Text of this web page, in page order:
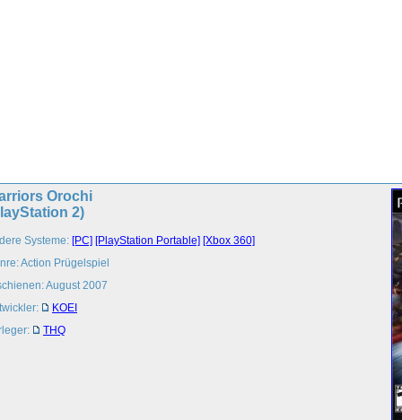
Orochi
2)
Systeme: [PC] [PlayStation Portable] [Xbox 360]
Action Prügelspiel
August 2007
KOEI
THQ